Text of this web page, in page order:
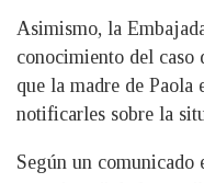
Asimismo, la
conocimiento del caso
que la madre de
notificarles sobre la
Según un comunicado